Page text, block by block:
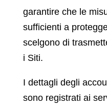
garantire che le
sufficienti a
scelgono di
i Siti.
I dettagli degli
sono registrati ai